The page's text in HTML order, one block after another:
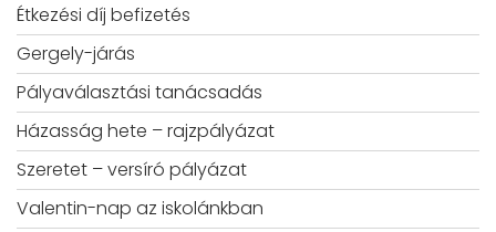
Étkezési díj befizetés
Gergely-járás
Pályaválasztási tanácsadás
Házasság hete – rajzpályázat
Szeretet – versíró pályázat
Valentin-nap az iskolánkban